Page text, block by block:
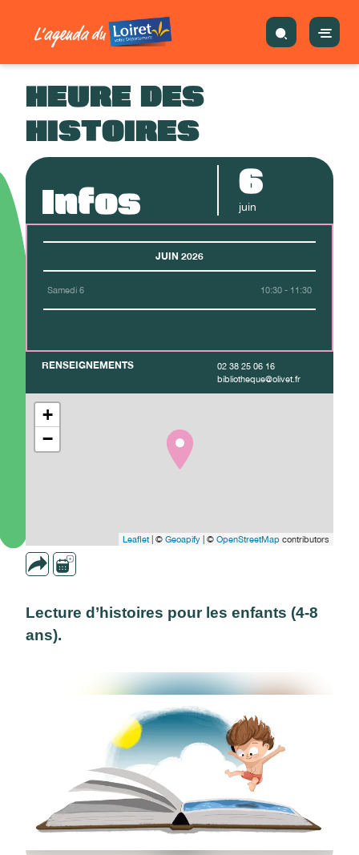
HEURE DES
HISTOIRES
Infos 6
juin
JUIN 2026
Samedi 6 10:30 - 11:30
RENSEIGNEMENTS
02 38 25 06 16
bibliotheque@olivet.fr
+
−
Leaflet| © Geoapify | © OpenStreetMap contributors
Lecture d’histoires pour les enfants (4-8
ans).